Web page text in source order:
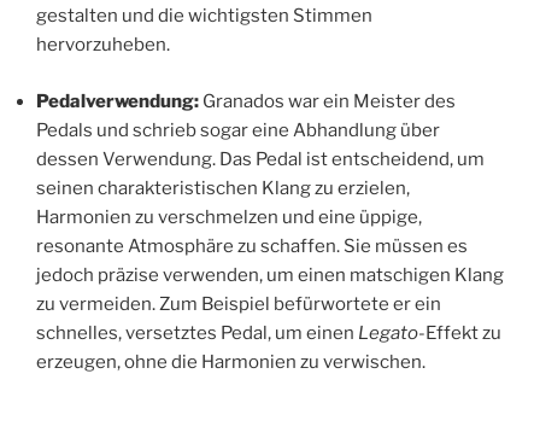
gestalten und die wichtigsten Stimmen
hervorzuheben.
Pedalverwendung: Granados war ein Meister des
Pedals und schrieb sogar eine Abhandlung über
dessen Verwendung. Das Pedal ist entscheidend, um
seinen charakteristischen Klang zu erzielen,
Harmonien zu verschmelzen und eine üppige,
resonante Atmosphäre zu schaffen. Sie müssen es
jedoch präzise verwenden, um einen matschigen Klang
zu vermeiden. Zum Beispiel befürwortete er ein
schnelles, versetztes Pedal, um einen Legato-Effekt zu
erzeugen, ohne die Harmonien zu verwischen.